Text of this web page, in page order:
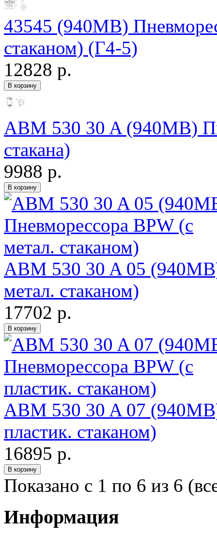
43545 (940MB)
стаканом) (Г4-5)
12828 р.
ABM 530 30 A (940MB)
стакана)
9988 р.
ABM 530 30 A 05
метал. стаканом)
17702 р.
ABM 530 30 A 07
пластик. стаканом)
16895 р.
Показано с 1 по 6 из 6
Информация